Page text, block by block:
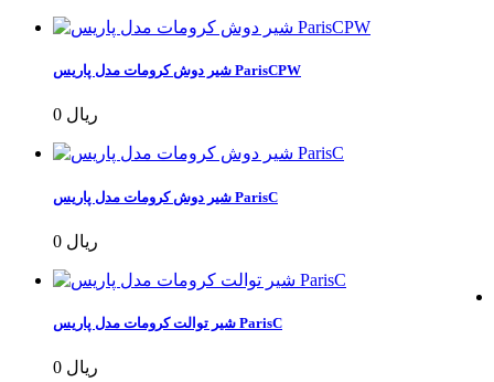
شیر دوش کرومات مدل پاریس ParisCPW
0 ریال
شیر دوش کرومات مدل پاریس ParisC
0 ریال
شیر توالت کرومات مدل پاریس ParisC
0 ریال